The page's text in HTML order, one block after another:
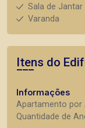
Sala de Jantar
Varanda
Itens do
Informações
Apartamento por
Quantidade de